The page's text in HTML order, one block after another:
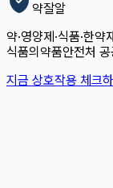
약잘알
약·영양제·식품·한
식품의약품안전처
지금 상호작용 체크